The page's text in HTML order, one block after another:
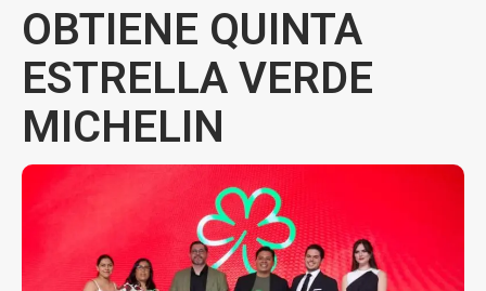
OBTIENE QUINTA
ESTRELLA VERDE
MICHELIN